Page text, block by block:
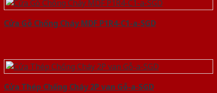
Cửa Gỗ Chống Cháy MDF P1R4-C1-a-SGD
Cửa Thép Chống Cháy 2P van Gỗ-a-SGD